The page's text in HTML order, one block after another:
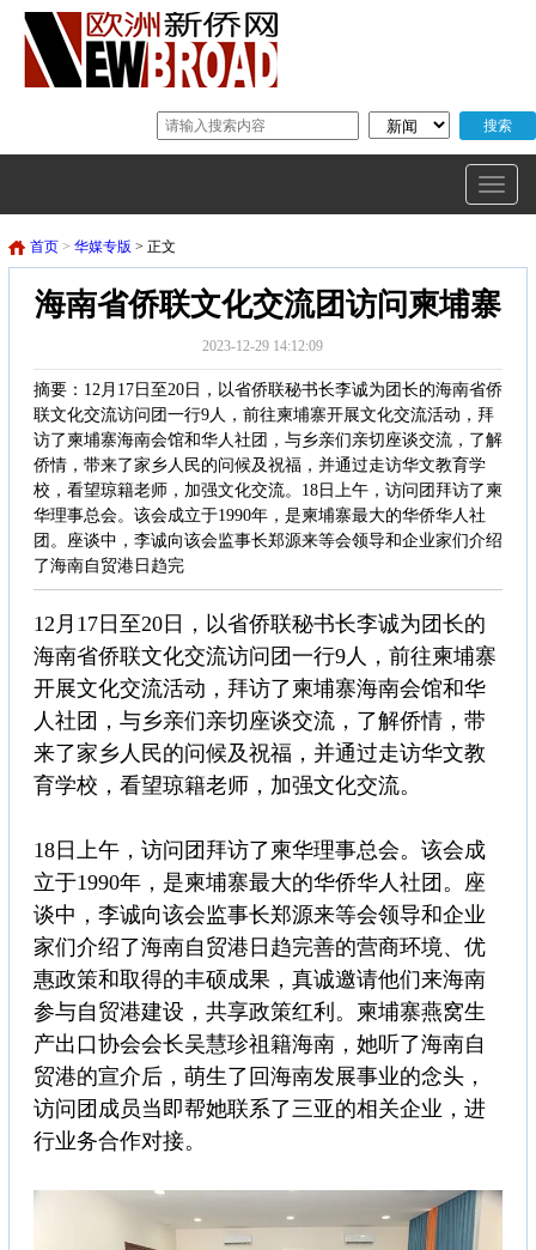
首页 > 华媒专版 > 正文
海南省侨联文化交流团访问柬埔寨
2023-12-29 14:12:09
摘要：12月17日至20日，以省侨联秘书长李诚为团长的海南省侨
联文化交流访问团一行9人，前往柬埔寨开展文化交流活动，拜
访了柬埔寨海南会馆和华人社团，与乡亲们亲切座谈交流，了解
侨情，带来了家乡人民的问候及祝福，并通过走访华文教育学
校，看望琼籍老师，加强文化交流。18日上午，访问团拜访了柬
华理事总会。该会成立于1990年，是柬埔寨最大的华侨华人社
团。座谈中，李诚向该会监事长郑源来等会领导和企业家们介绍
了海南自贸港日趋完
12月17日至20日，以省侨联秘书长李诚为团长的
海南省侨联文化交流访问团一行9人，前往柬埔寨
开展文化交流活动，拜访了柬埔寨海南会馆和华
人社团，与乡亲们亲切座谈交流，了解侨情，带
来了家乡人民的问候及祝福，并通过走访华文教
育学校，看望琼籍老师，加强文化交流。
18日上午，访问团拜访了柬华理事总会。该会成
立于1990年，是柬埔寨最大的华侨华人社团。座
谈中，李诚向该会监事长郑源来等会领导和企业
家们介绍了海南自贸港日趋完善的营商环境、优
惠政策和取得的丰硕成果，真诚邀请他们来海南
参与自贸港建设，共享政策红利。柬埔寨燕窝生
产出口协会会长吴慧珍祖籍海南，她听了海南自
贸港的宣介后，萌生了回海南发展事业的念头，
访问团成员当即帮她联系了三亚的相关企业，进
行业务合作对接。